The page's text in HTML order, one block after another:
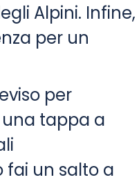
Alpini. Infine,
per un
per
una tappa a
fai un salto a